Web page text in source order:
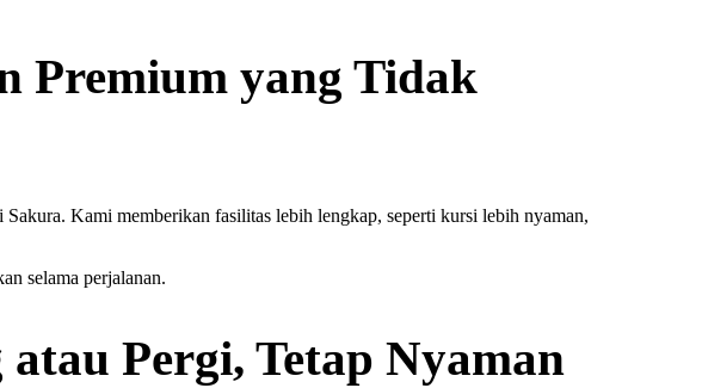
Premium yang Tidak
Kami memberikan fasilitas lebih lengkap, seperti kursi lebih nyaman,
selama perjalanan.
Pergi, Tetap Nyaman